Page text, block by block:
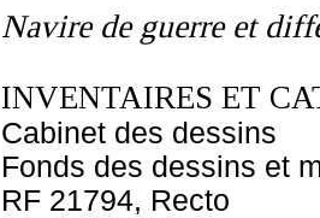
Navire de guerre et
INVENTAIRES ET
Cabinet des dessins
Fonds des dessins et
RF 21794, Recto